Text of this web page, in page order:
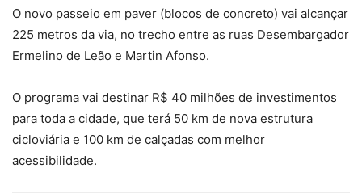
O novo passeio em paver (blocos de concreto) vai alcançar
225 metros da via, no trecho entre as ruas Desembargador
Ermelino de Leão e Martin Afonso.
O programa vai destinar R$ 40 milhões de investimentos
para toda a cidade, que terá 50 km de nova estrutura
cicloviária e 100 km de calçadas com melhor
acessibilidade.